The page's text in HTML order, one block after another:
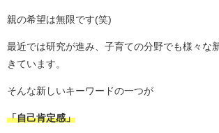
親の希望は無限です(笑)
最近では研究が進み、子育ての分野でも様々な
きています。
そんな新しいキーワードの一つが
「自己肯定感」